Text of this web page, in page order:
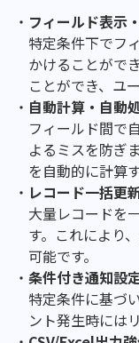
フィールド表示
特定条件下でフ
かけることがで
ことができ、ユ
自動計算・自動
フィールド間で
よるミスを防ぎ
を自動的に計算
レコード一括更
大量レコードを
す。これにより
可能です。
条件付き通知設
特定条件に基づ
ント発生時には